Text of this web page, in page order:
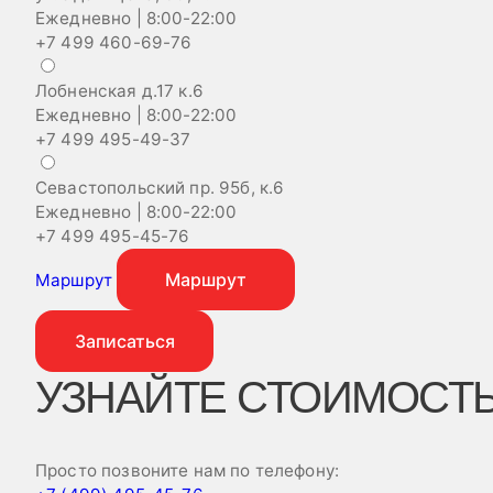
Ежедневно | 8:00-22:00
+7 499 460-69-76
Лобненская д.17 к.6
Ежедневно | 8:00-22:00
+7 499 495-49-37
Севастопольский пр. 95б, к.6
Ежедневно | 8:00-22:00
+7 499 495-45-76
Маршрут Маршрут
Записаться
УЗНАЙТЕ
Просто позвоните нам по телефону: